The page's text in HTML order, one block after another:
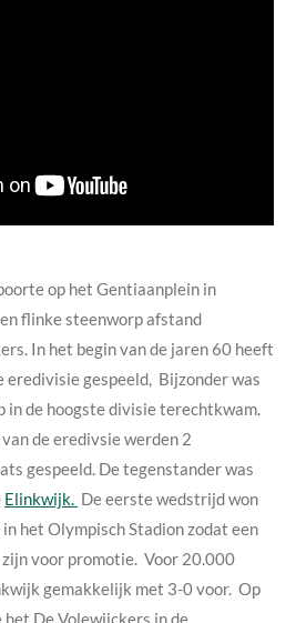
op het Gentiaanplein in
flinke steenworp afstand
In het begin van de jaren 60 heeft
eredivisie gespeeld, Bijzonder was
in de hoogste divisie terechtkwam.
de eredivsie werden 2
gespeeld. De tegenstander was
Elinkwijk. De eerste wedstrijd won
het Olympisch Stadion zodat een
voor promotie. Voor 20.000
gemakkelijk met 3-0 voor. Op
De Volewijckers in de